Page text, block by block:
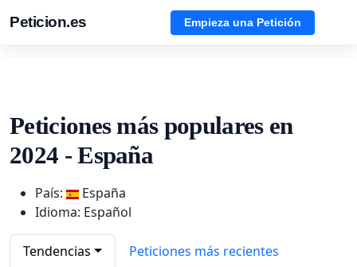
Peticion.es Empieza una Petición
Peticiones más populares en
2024 - España
País:
España
Idioma: Español
Tendencias Peticiones más recientes